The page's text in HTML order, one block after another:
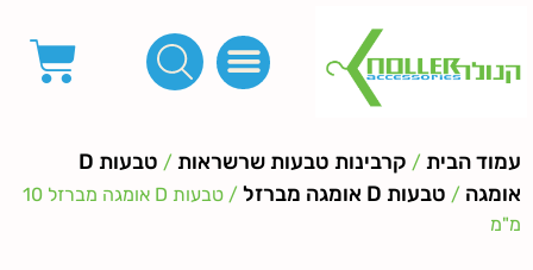
עמוד הבית / קרבינות טבעות שרשראות /
טבעות D
אומגה / טבעות D אומגה מברזל
/ טבעות D אומגה מברזל 10
מ"מ